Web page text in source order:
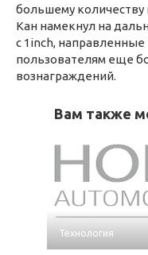
большему количеству
Кан намекнул на
с 1inch,
пользователям еще
вознаграждений.
Вам также
Технология